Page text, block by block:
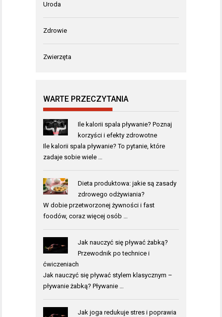
Uroda
Zdrowie
Zwierzęta
WARTE PRZECZYTANIA
Ile kalorii spala pływanie? Poznaj
korzyści i efekty zdrowotne
Ile kalorii spala pływanie? To pytanie, które
zadaje sobie wiele …
Dieta produktowa: jakie są zasady
zdrowego odżywiania?
W dobie przetworzonej żywności i fast
foodów, coraz więcej osób …
Jak nauczyć się pływać żabką?
Przewodnik po technice i
ćwiczeniach
Jak nauczyć się pływać stylem klasycznym –
pływanie żabką? Pływanie …
Jak joga redukuje stres i poprawia